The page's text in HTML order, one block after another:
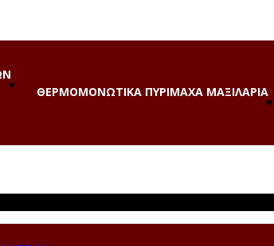
ΘΕΡΜΟΜΟΝΩΤΙΚΑ ΠΥΡΙΜΑΧΑ ΜΑΞΙΛΑΡΙΑ